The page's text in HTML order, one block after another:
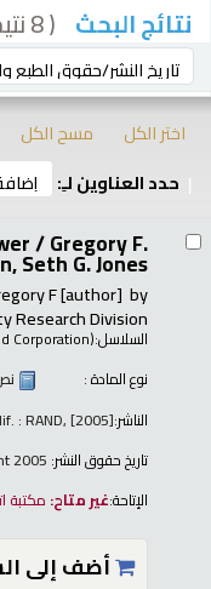
نتائج البحث ( 8 نتيجة)
ترتيب بواسطة:
اختر الكل
مسح الكل
حدد العناوين لـِ:
/Gregory F.
Seth G. Jones.
by
F[author]
Research Division
السلاسل:Corporation)
نوع المادة :
الناشر:: RAND, [2005]
تاريخ حقوق النشر:
الإتاحة:غير متاح: مكتبة
أضف إلى